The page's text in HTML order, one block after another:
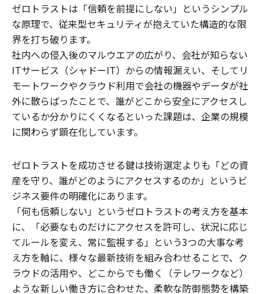
ゼロトラストは「信頼を前提にしない」というシンプル
な原理で、従来型セキュリティが抱えていた構造的な限
界を打ち破ります。
社内への侵入後のマルウエアの広がり、会社が知らない
ITサービス（シャドーIT）からの情報漏えい、そしてリ
モートワークやクラウド利用で会社の機器やデータが社
外に散らばったことで、誰がどこから安全にアクセスし
ているか分かりにくくなるといった課題は、企業の規模
に関わらず顕在化しています。
ゼロトラストを成功させる鍵は技術選定よりも「どの資
産を守り、誰がどのようにアクセスするのか」というビ
ジネス要件の明確化にあります。
「何も信頼しない」というゼロトラストの考え方を基本
に、「必要なものだけにアクセスを許可し、状況に応じ
てルールを変え、常に監視する」という3つの大事な考
え方を軸に、様々な最新技術を組み合わせることで、ク
ラウドの活用や、どこからでも働く（テレワークなど）
ような新しい働き方に合わせた、柔軟な防御態勢を構築